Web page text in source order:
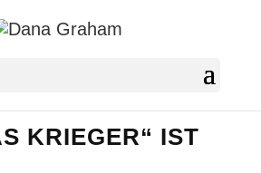
KRIEGER“ IST